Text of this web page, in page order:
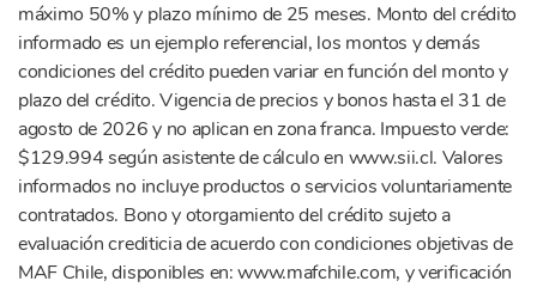
máximo 50% y plazo mínimo de 25 meses. Monto del crédito
informado es un ejemplo referencial, los montos y demás
condiciones del crédito pueden variar en función del monto y
plazo del crédito. Vigencia de precios y bonos hasta el 31 de
agosto de 2026 y no aplican en zona franca. Impuesto verde:
$129.994 según asistente de cálculo en www.sii.cl. Valores
informados no incluye productos o servicios voluntariamente
contratados. Bono y otorgamiento del crédito sujeto a
evaluación crediticia de acuerdo con condiciones objetivas de
MAF Chile, disponibles en: www.mafchile.com, y verificación